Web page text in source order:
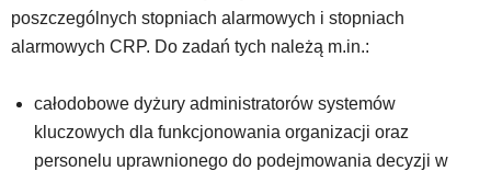
poszczególnych stopniach alarmowych i stopniach
alarmowych CRP. Do zadań tych należą m.in.:
całodobowe dyżury administratorów systemów
kluczowych dla funkcjonowania organizacji oraz
personelu uprawnionego do podejmowania decyzji w